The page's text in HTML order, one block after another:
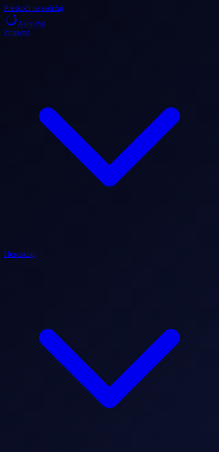
Preskoči na sadržaj
AstroPut
Znakovi
Horoskop